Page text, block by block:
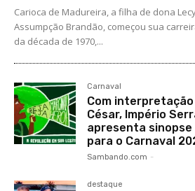
Carioca de Madureira, a filha de dona
Assumpção Brandão, começou sua
da década de 1970,...
Carnaval
Com interpretação
César, Império
apresenta sinopse
para o Carnaval
Sambando.com -
destaque